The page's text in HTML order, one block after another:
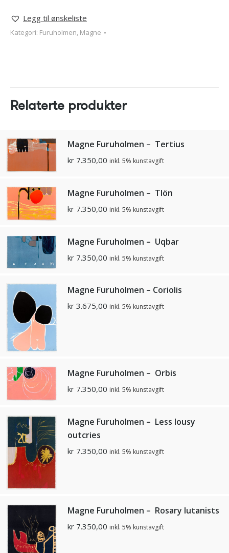
Legg til ønskeliste
Kategori: Furuholmen, Magne
Relaterte produkter
Magne Furuholmen – Tertius
kr 7.350,00 inkl. 5% kunstavgift
Magne Furuholmen – Tlön
kr 7.350,00 inkl. 5% kunstavgift
Magne Furuholmen – Uqbar
kr 7.350,00 inkl. 5% kunstavgift
Magne Furuholmen – Coriolis
kr 3.675,00 inkl. 5% kunstavgift
Magne Furuholmen – Orbis
kr 7.350,00 inkl. 5% kunstavgift
Magne Furuholmen – Less lousy
outcries
kr 7.350,00 inkl. 5% kunstavgift
Magne Furuholmen – Rosary lutanists
kr 7.350,00 inkl. 5% kunstavgift